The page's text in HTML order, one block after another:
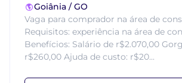
Goiânia / GO
Vaga para comprador na área de
Requisitos: experiência na área de
Benefícios: Salário de r$2.070,00
r$260,00 Ajuda de custo: r$20...